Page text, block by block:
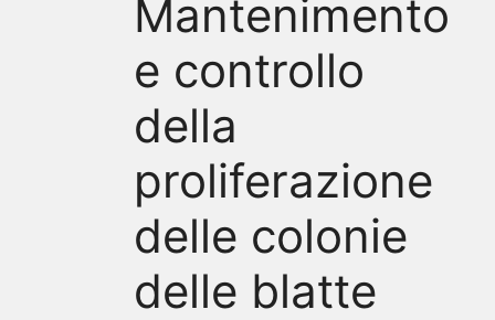
Mantenimento
e controllo
della
proliferazione
delle colonie
delle blatte